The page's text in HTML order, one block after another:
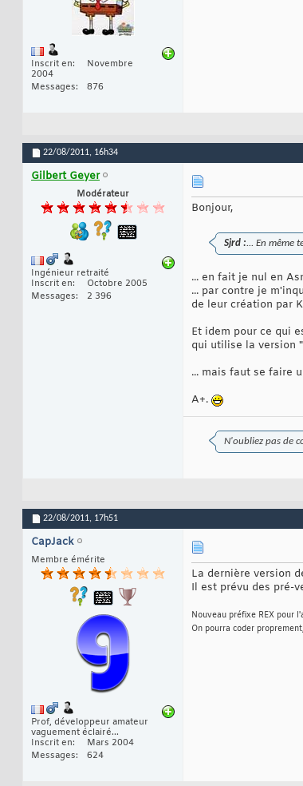
Inscrit en
Novembre
2004
Messages
876
22/08/2011, 16h34
Gilbert Geyer
Modérateur
Ingénieur retraité
Inscrit en
Octobre 2005
Messages
2 396
Bonjour,
Sjrd :... En même
... en fait je nul en
... par contre je
de leur création par
Et idem pour ce qui
qui utilise la version
... mais faut se faire
A+.
N'oubliez pas de
22/08/2011, 17h51
CapJack
Membre émérite
Prof, développeur amateur
vaguement éclairé...
Inscrit en
Mars 2004
Messages
624
La dernière version
Il est prévu des pré-
Nouveau préfixe REX pour
On pourra coder